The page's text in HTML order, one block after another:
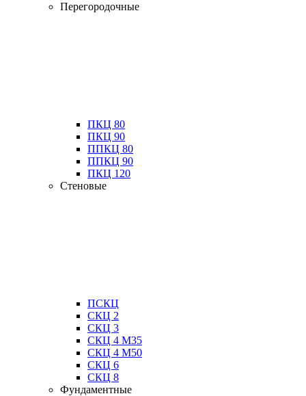
Перегородочные
ПКЦ 80
ПКЦ 90
ППКЦ 80
ППКЦ 90
ПКЦ 120
Стеновые
ПСКЦ
СКЦ 2
СКЦ 3
СКЦ 4 М35
СКЦ 4 М50
СКЦ 6
СКЦ 8
Фундаментные